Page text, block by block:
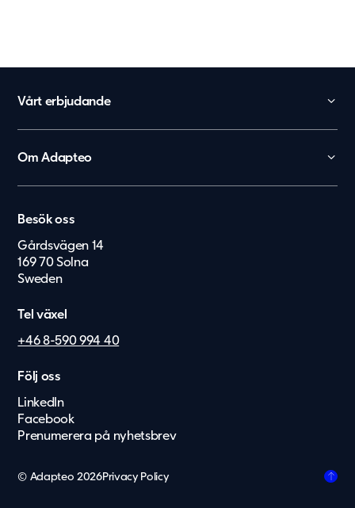
Eesti Keel
Dansk
Norsk
Deutsch
English
Vårt erbjudande
Skola
Förskola
Vårdboende
Vård & hälsa
Säkerhet & försvar
Om Adapteo
Kontakt
Service & felanmälan
Besök oss
Gårdsvägen 14
169 70 Solna
Sweden
Tel växel
+46 8-590 994 40
Följ oss
LinkedIn
Facebook
Prenumerera på nyhetsbrev
© Adapteo 2026Privacy Policy